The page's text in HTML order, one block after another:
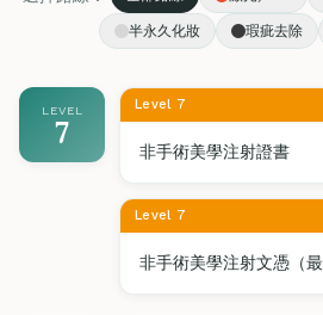
半永久化妝 瑕疵去除
LEVEL
7
Level 7
非手術美學注射證書
Level 7
非手術美學注射文憑（最